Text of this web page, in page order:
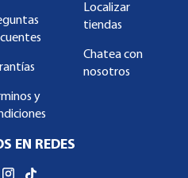
y
Localizar
tiendas
Chatea con
nosotros
EN REDES